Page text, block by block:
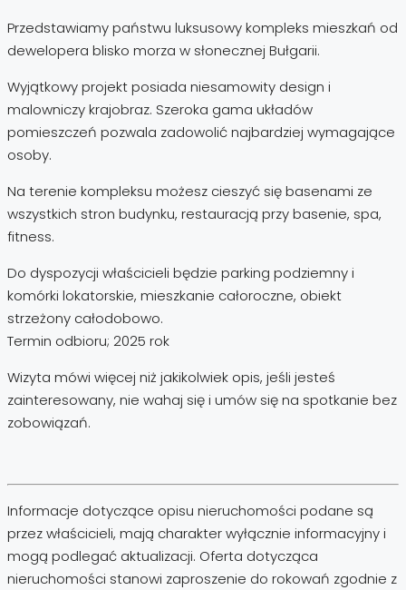
Przedstawiamy państwu luksusowy kompleks mieszkań od
dewelopera blisko morza w słonecznej Bułgarii.
Wyjątkowy projekt posiada niesamowity design i
malowniczy krajobraz. Szeroka gama układów
pomieszczeń pozwala zadowolić najbardziej wymagające
osoby.
Na terenie kompleksu możesz cieszyć się basenami ze
wszystkich stron budynku, restauracją przy basenie, spa,
fitness.
Do dyspozycji właścicieli będzie parking podziemny i
komórki lokatorskie, mieszkanie całoroczne, obiekt
strzeżony całodobowo.
Termin odbioru; 2025 rok
Wizyta mówi więcej niż jakikolwiek opis, jeśli jesteś
zainteresowany, nie wahaj się i umów się na spotkanie bez
zobowiązań.
Informacje dotyczące opisu nieruchomości podane są
przez właścicieli, mają charakter wyłącznie informacyjny i
mogą podlegać aktualizacji. Oferta dotycząca
nieruchomości stanowi zaproszenie do rokowań zgodnie z